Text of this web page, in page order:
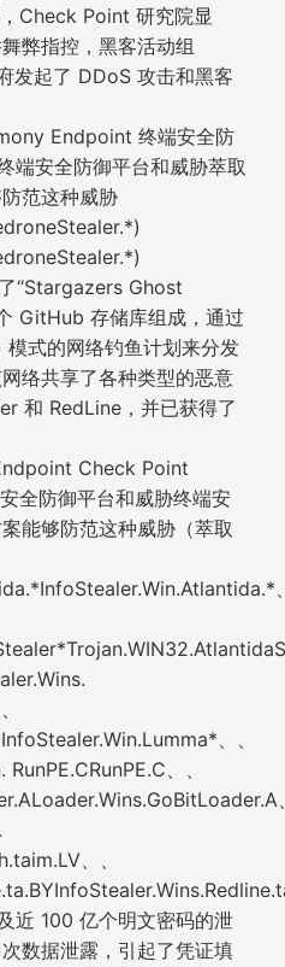
Check Point 研究院显
弊指控，黑客活动组
发起了 DDoS 攻击和黑客
Endpoint 终端安全防
端安全防御平台和威胁萃取
范这种威胁
“Stargazers Ghost
GitHub 存储库组成，通过
模式的网络钓鱼计划来分发
络共享了各种类型的恶意
和 RedLine，并已获得了
Check Point
全防御平台和威胁终端安
能够防范这种威胁（萃取
、、
、、
、、
近 100 亿个明文密码的泄
数据泄露，引起了凭证填